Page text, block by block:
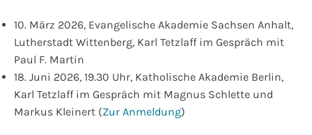
10. März 2026, Evangelische Akademie Sachsen Anhalt,
Lutherstadt Wittenberg, Karl Tetzlaff im Gespräch mit
Paul F. Martin
18. Juni 2026, 19.30 Uhr, Katholische Akademie Berlin,
Karl Tetzlaff im Gespräch mit Magnus Schlette und
Markus Kleinert (Zur Anmeldung)